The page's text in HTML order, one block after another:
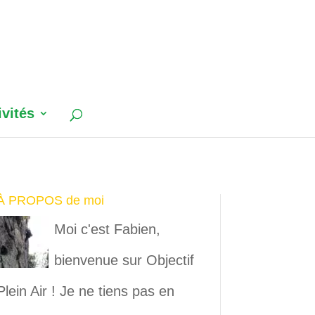
PROPOS de moi
Moi c'est Fabien,
bienvenue sur Objectif
Air ! Je ne tiens pas en